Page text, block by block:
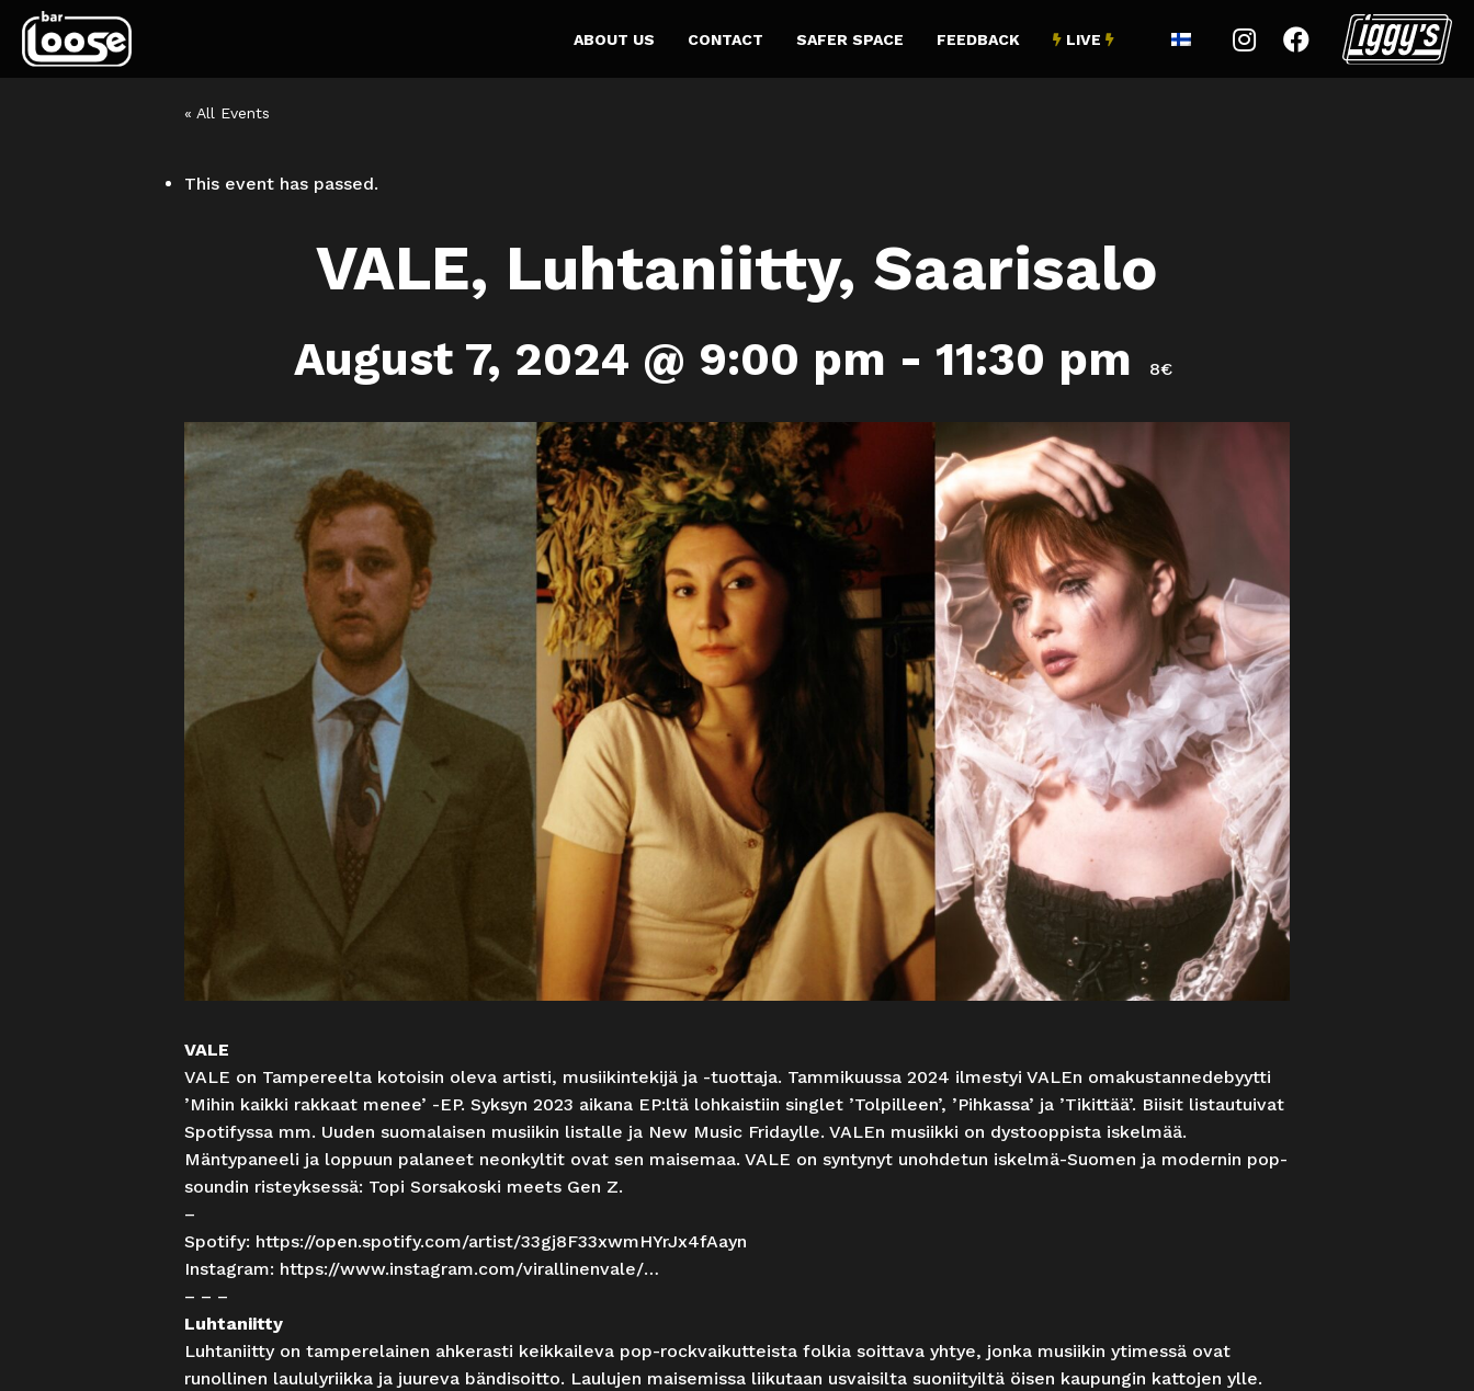
ABOUT US CONTACT SAFER SPACE FEEDBACK  LIVE   
« All Events
This event has passed.
VALE, Luhtaniitty, Saarisalo
August 7, 2024 @ 9:00 pm - 11:30 pm 8€
VALE
VALE on Tampereelta kotoisin oleva artisti, musiikintekijä ja -tuottaja. Tammikuussa 2024 ilmestyi VALEn omakustannedebyytti
’Mihin kaikki rakkaat menee’ -EP. Syksyn 2023 aikana EP:ltä lohkaistiin singlet ’Tolpilleen’, ’Pihkassa’ ja ’Tikittää’. Biisit listautuivat
Spotifyssa mm. Uuden suomalaisen musiikin listalle ja New Music Fridaylle. VALEn musiikki on dystooppista iskelmää.
Mäntypaneeli ja loppuun palaneet neonkyltit ovat sen maisemaa. VALE on syntynyt unohdetun iskelmä-Suomen ja modernin pop-
soundin risteyksessä: Topi Sorsakoski meets Gen Z.
–
Spotify: https://open.spotify.com/artist/33gj8F33xwmHYrJx4fAayn
Instagram: https://www.instagram.com/virallinenvale/…
– – –
Luhtaniitty
Luhtaniitty on tamperelainen ahkerasti keikkaileva pop-rockvaikutteista folkia soittava yhtye, jonka musiikin ytimessä ovat
runollinen laululyriikka ja juureva bändisoitto. Laulujen maisemissa liikutaan usvaisilta suoniityiltä öisen kaupungin kattojen ylle.